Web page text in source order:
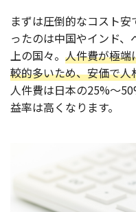
まずは圧倒的なコスト
ったのは中国やインド
上の国々。 人件費が極端
較的多いため、安価で人
人件費は日本の25%～
益率は高くなります。